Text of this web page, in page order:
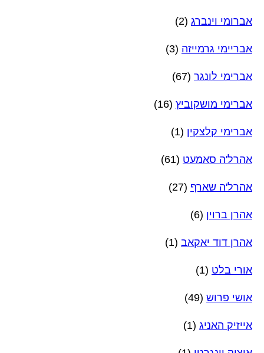
אברומי וינברג (2)
אבריימי גרמייזה (3)
אברימי לונגר (67)
אברימי מושקוביץ (16)
אברימי קלצקין (1)
אהרל'ה סאמעט (61)
אהרל'ה שארף (27)
אהרן ברוין (6)
אהרן דוד יאקאב (1)
אורי בלט (1)
אושי פרוש (49)
אייזיק האניג (1)